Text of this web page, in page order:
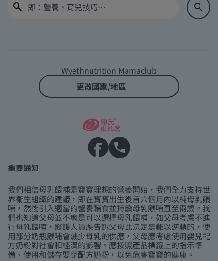
Wyethnutrition Mamaclub
更改國家/地區
重要通知
我們相信母乳餵哺是寶寶理想的營養開始，我們全力支持世
界衛生組織的建議，即在寶寶出生後首六個月內以純母乳餵
哺，然後引入適當的營養輔食並持續母乳餵哺直至兩歲。我
們也知道父母並不總是可以選擇母乳餵哺，如父母考慮不進
行母乳餵哺，醫護人員應告訴父母此決定是難以逆轉的，使
用部分奶瓶餵哺會減少母乳的供應，父母應考慮使用嬰兒配
方奶粉對社會和經濟的影響。應按照產品標籤上的指示準
備、使用和儲存嬰兒配方奶粉，以免危害寶寶的健康。